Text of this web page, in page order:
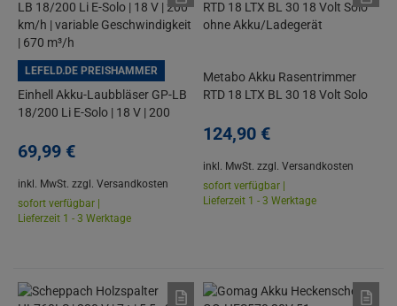
LEFELD.DE PREISHAMMER
Einhell Akku-Laubbläser GP-LB
18/200 Li E-Solo | 18 V | 200
| 670 m³/h
69,99 €
inkl. MwSt. zzgl. Versandkosten
sofort verfügbar |
Lieferzeit 1 - 3 Werktage
Metabo Akku Rasentrimmer
RTD 18 LTX BL 30 18 Volt Solo
124,90 €
inkl. MwSt. zzgl. Versandkosten
sofort verfügbar |
Lieferzeit 1 - 3 Werktage